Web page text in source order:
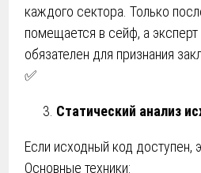
каждого сектора. Только
помещается в сейф, а
обязателен для признания
✅
Статический анализ
Если исходный код доступен,
Основные техники: